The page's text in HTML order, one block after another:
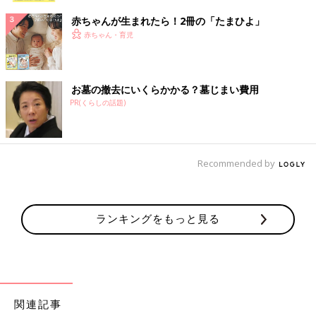
赤ちゃんが生まれたら！2冊の「たまひよ」
赤ちゃん・育児
お墓の撤去にいくらかかる？墓じまい費用
PR(くらしの話題)
Recommended by
ランキングをもっと見る
関連記事